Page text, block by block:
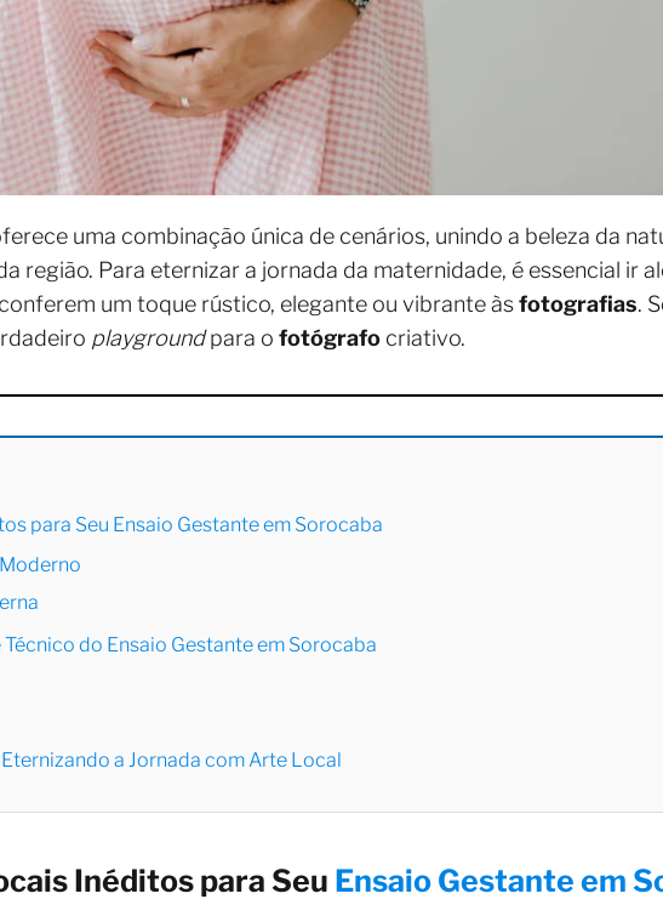
uma combinação única de cenários, unindo a beleza da
região. Para eternizar a jornada da maternidade, é essencial ir
um toque rústico, elegante ou vibrante àsfotografias.
playgroundpara o fotógrafo criativo.
para Seu Ensaio Gestante em Sorocaba
do Ensaio Gestante em Sorocaba
a Jornada com Arte Local
Inéditos para Seu Ensaio Gestante em